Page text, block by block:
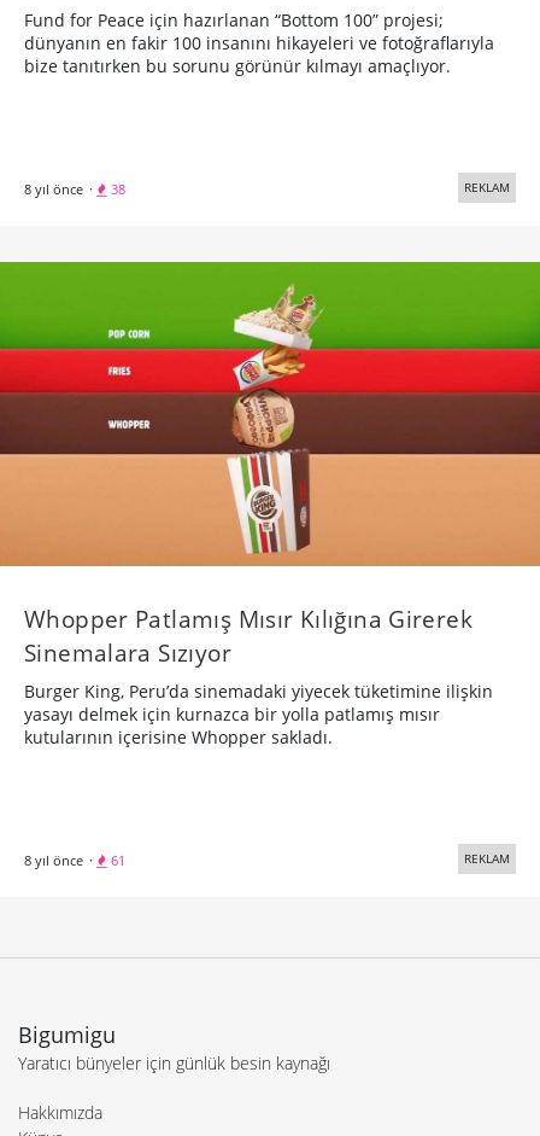
Fund for Peace için hazırlanan “Bottom 100” projesi;
dünyanın en fakir 100 insanını hikayeleri ve fotoğraflarıyla
bize tanıtırken bu sorunu görünür kılmayı amaçlıyor.
8 yıl önce · 38 REKLAM
Whopper Patlamış Mısır Kılığına Girerek
Sinemalara Sızıyor
Burger King, Peru’da sinemadaki yiyecek tüketimine ilişkin
yasayı delmek için kurnazca bir yolla patlamış mısır
kutularının içerisine Whopper sakladı.
8 yıl önce · 61 REKLAM
Bigumigu
Yaratıcı bünyeler için günlük besin kaynağı
Hakkımızda